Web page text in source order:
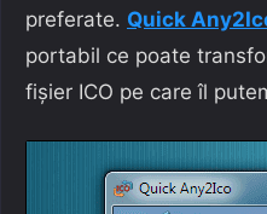
preferate. Quick
portabil ce poate
fișier ICO pe care îl